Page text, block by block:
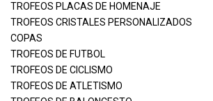
TROFEOS PLACAS DE HOMENAJE
TROFEOS CRISTALES PERSONALIZADOS
COPAS
TROFEOS DE FUTBOL
TROFEOS DE CICLISMO
TROFEOS DE ATLETISMO